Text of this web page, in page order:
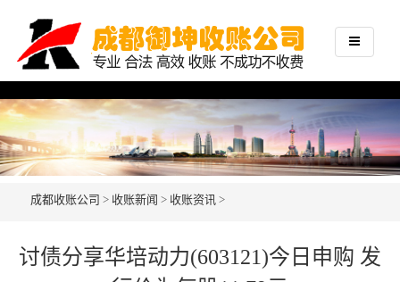
成都收账公司 > 收账新闻 > 收账资讯>
讨债分享华培动力(603121)今日申购 发